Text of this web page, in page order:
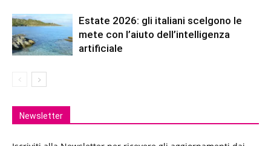
Estate 2026: gli italiani scelgono le
mete con l’aiuto dell’intelligenza
artificiale
Newsletter